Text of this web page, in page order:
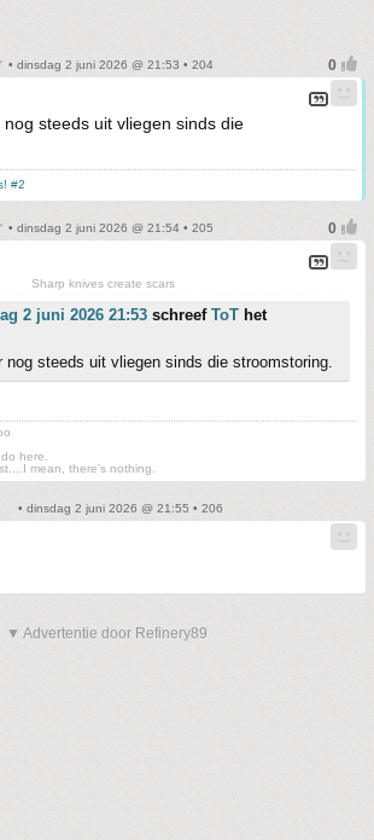
• dinsdag 2 juni 2026 @ 21:53 • 204
steeds uit vliegen sinds die
#2
• dinsdag 2 juni 2026 @ 21:54 • 205
Sharp knives create scars
2 juni 2026 21:53 schreef ToT het
nog steeds uit vliegen sinds die stroomstoring.
here.
mean, there's nothing.
• dinsdag 2 juni 2026 @ 21:55 • 206
▼ Advertentie door Refinery89